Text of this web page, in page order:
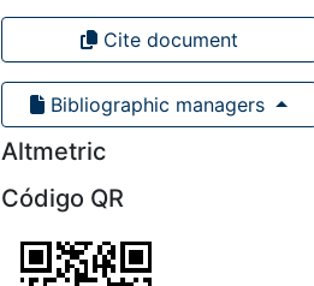
Cite document
Bibliographic managers
Altmetric
Código QR